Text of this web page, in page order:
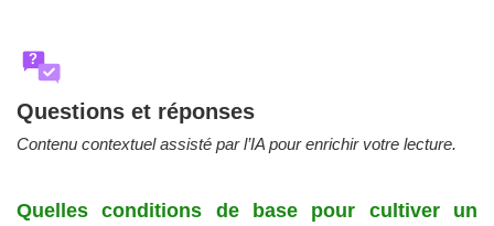
?
Questions et réponses
Contenu contextuel assisté par l’IA pour enrichir votre lecture.
Quelles conditions de base pour cultiver un